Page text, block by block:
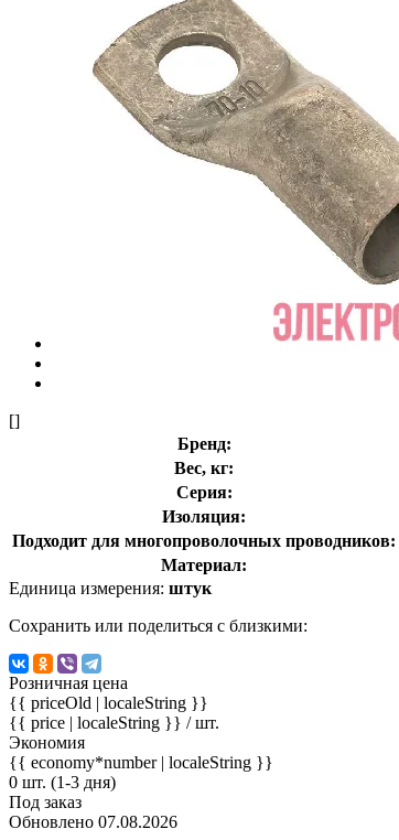
[]
Бренд:
Вес, кг:
Серия:
Изоляция:
Подходит для многопроволочных проводников:
Материал:
Единица измерения: штук
Сохранить или поделиться с близкими:
Розничная цена
{{ priceOld | localeString }}
{{ price | localeString }} / шт.
Экономия
{{ economy*number | localeString }}
0 шт. (1-3 дня)
Под заказ
Обновлено 07.08.2026